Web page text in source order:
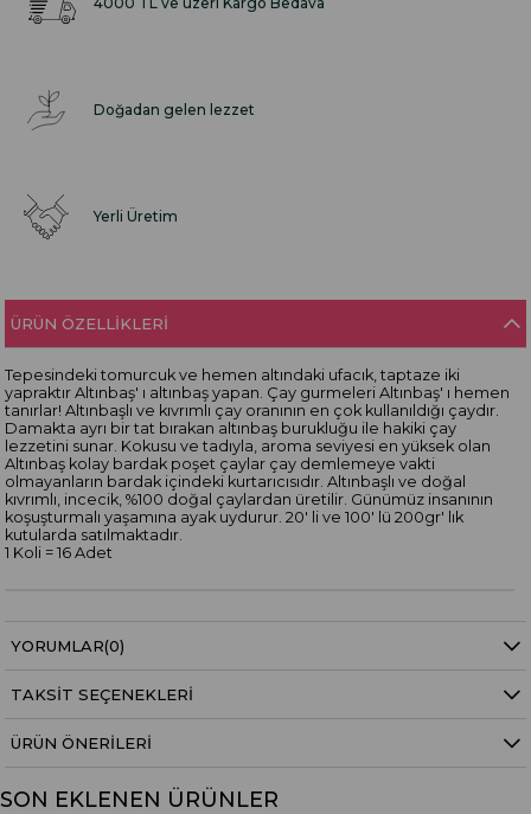
Doğadan gelen lezzet
Yerli Üretim
ÜRÜN ÖZELLIKLERI
Tepesindeki tomurcuk ve hemen altındaki ufacık, taptaze iki
yapraktır Altınbaş' ı altınbaş yapan. Çay gurmeleri Altınbaş' ı hemen
tanırlar! Altınbaşlı ve kıvrımlı çay oranının en çok kullanıldığı çaydır.
Damakta ayrı bir tat bırakan altınbaş burukluğu ile hakiki çay
lezzetini sunar. Kokusu ve tadıyla, aroma seviyesi en yüksek olan
Altınbaş kolay bardak poşet çaylar çay demlemeye vakti
olmayanların bardak içindeki kurtarıcısıdır. Altınbaşlı ve doğal
kıvrımlı, incecik, %100 doğal çaylardan üretilir. Günümüz insanının
koşuşturmalı yaşamına ayak uydurur. 20' li ve 100' lü 200gr' lık
kutularda satılmaktadır.
1 Koli = 16 Adet
YORUMLAR(0)
TAKSIT SEÇENEKLERI
ÜRÜN ÖNERILERI
SON EKLENEN ÜRÜNLER